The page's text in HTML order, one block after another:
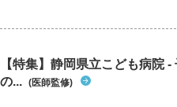
【特集】静岡県立こども病院
の... (医師監修)